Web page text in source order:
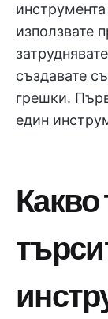
използвате
създавате
грешки.
един
Какво